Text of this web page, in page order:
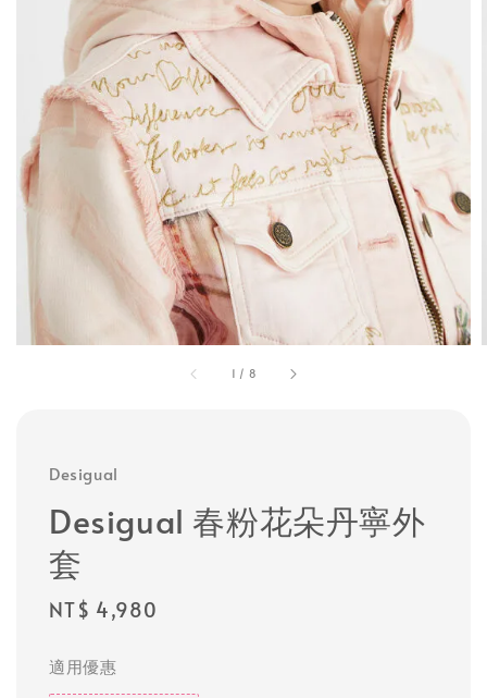
1 / 8
Desigual
Desigual 春粉花朵丹寧外
套
Regular
NT$ 4,980
適用優惠